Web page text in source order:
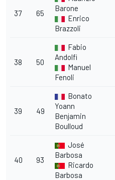
37 65
Barone
Enrico
Brazzoli
38 50
Fabio
Andolfi
Manuel
Fenoli
39 49
Bonato
Yoann
Benjamin
Boulloud
40 93
José
Barbosa
Ricardo
Barbosa